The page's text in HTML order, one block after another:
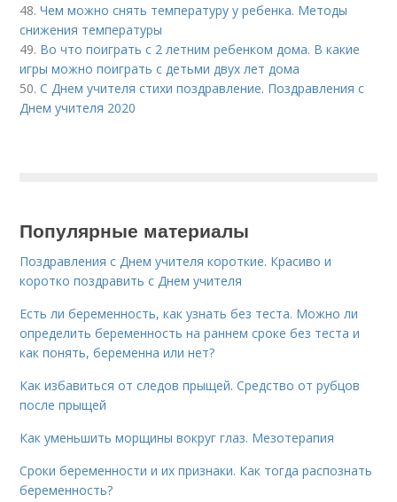
48.Чем можно снять температуру у ребенка. Методы
снижения температуры
49. Во что поиграть с 2 летним ребенком дома. В какие
игры можно поиграть с детьми двух лет дома
50.С Днем учителя стихи поздравление. Поздравления с
Днем учителя 2020
Популярные материалы
Поздравления с Днем учителя короткие. Красиво и
коротко поздравить с Днем учителя
Есть ли беременность, как узнать без теста. Можно ли
определить беременность на раннем сроке без теста и
как понять, беременна или нет?
Как избавиться от следов прыщей. Средство от рубцов
после прыщей
Как уменьшить морщины вокруг глаз. Мезотерапия
Сроки беременности и их признаки. Как тогда распознать
беременность?